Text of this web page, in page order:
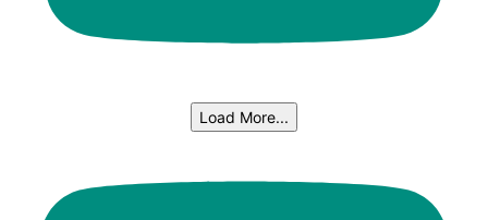
Load More...